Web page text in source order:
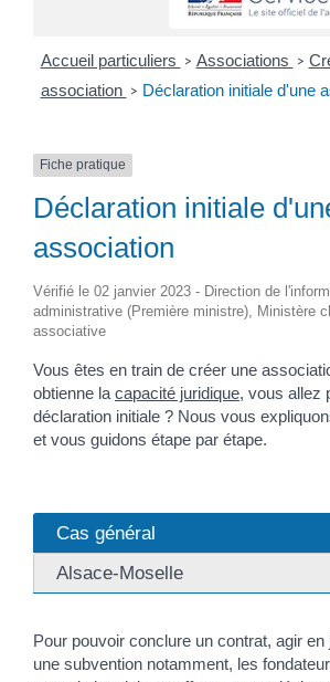
Accueil particuliers > Associations >
association > Déclaration initiale d'une
Fiche pratique
Déclaration initiale
association
Vérifié le 02 janvier 2023 - Direction de
administrative (Première ministre), Ministère
associative
Vous êtes en train de créer une
obtienne la capacité juridique, vous allez
déclaration initiale ? Nous vous
et vous guidons étape par étape.
Cas général
Alsace-Moselle
Pour pouvoir conclure un contrat, agir
une subvention notamment, les